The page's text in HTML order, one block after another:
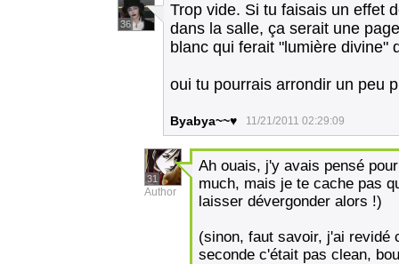
36
Trop vide. Si tu faisais un effet
dans la salle, ça serait une
blanc qui ferait "lumière divine"
oui tu pourrais arrondir un peu
Byabya~~♥ 11/21/2011 02:29:09
31
Author
Ah ouais, j'y avais pensé
much, mais je te cache pas
laisser dévergonder alors !)
(sinon, faut savoir, j'ai revidé
seconde c'était pas clean,